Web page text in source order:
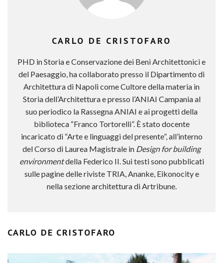
CARLO DE CRISTOFARO
PHD in Storia e Conservazione dei Beni Architettonici e
del Paesaggio, ha collaborato presso il Dipartimento di
Architettura di Napoli come Cultore della materia in
Storia dell’Architettura e presso l’ANIAI Campania al
suo periodico la Rassegna ANIAI e ai progetti della
biblioteca “Franco Tortorelli”. È stato docente
incaricato di “Arte e linguaggi del presente”, all’interno
del Corso di Laurea Magistrale in Design for building
environmentdella Federico II. Sui testi sono pubblicati
sulle pagine delle riviste TRIA, Ananke, Eikonocity e
nella sezione architettura di Artribune.
CARLO DE CRISTOFARO